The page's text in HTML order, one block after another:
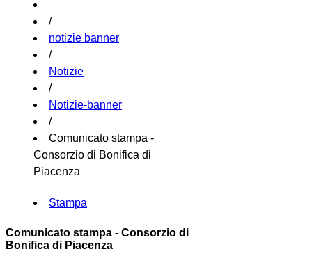
/
notizie banner
/
Notizie
/
Notizie-banner
/
Comunicato stampa -
Consorzio di Bonifica di
Piacenza
Stampa
Comunicato stampa - Consorzio di
Bonifica di Piacenza